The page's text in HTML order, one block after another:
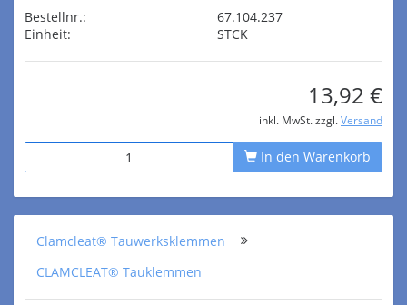
Bestellnr.:
67.104.237
Einheit:
STCK
13,92 €
inkl. MwSt. zzgl. Versand
In den Warenkorb
Clamcleat® Tauwerksklemmen
CLAMCLEAT® Tauklemmen